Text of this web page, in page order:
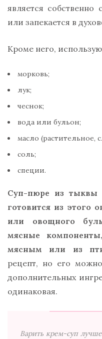
является
или запекается в
Кроме него,
морковь;
лук;
чеснок;
вода или бульон;
масло (растительное,
соль;
специи.
Суп-пюре из тыквы
готовится из этого
или овощного
мясные
мясным или из
рецепт, но его
дополнительных
одинаковая.
Варить крем-суп